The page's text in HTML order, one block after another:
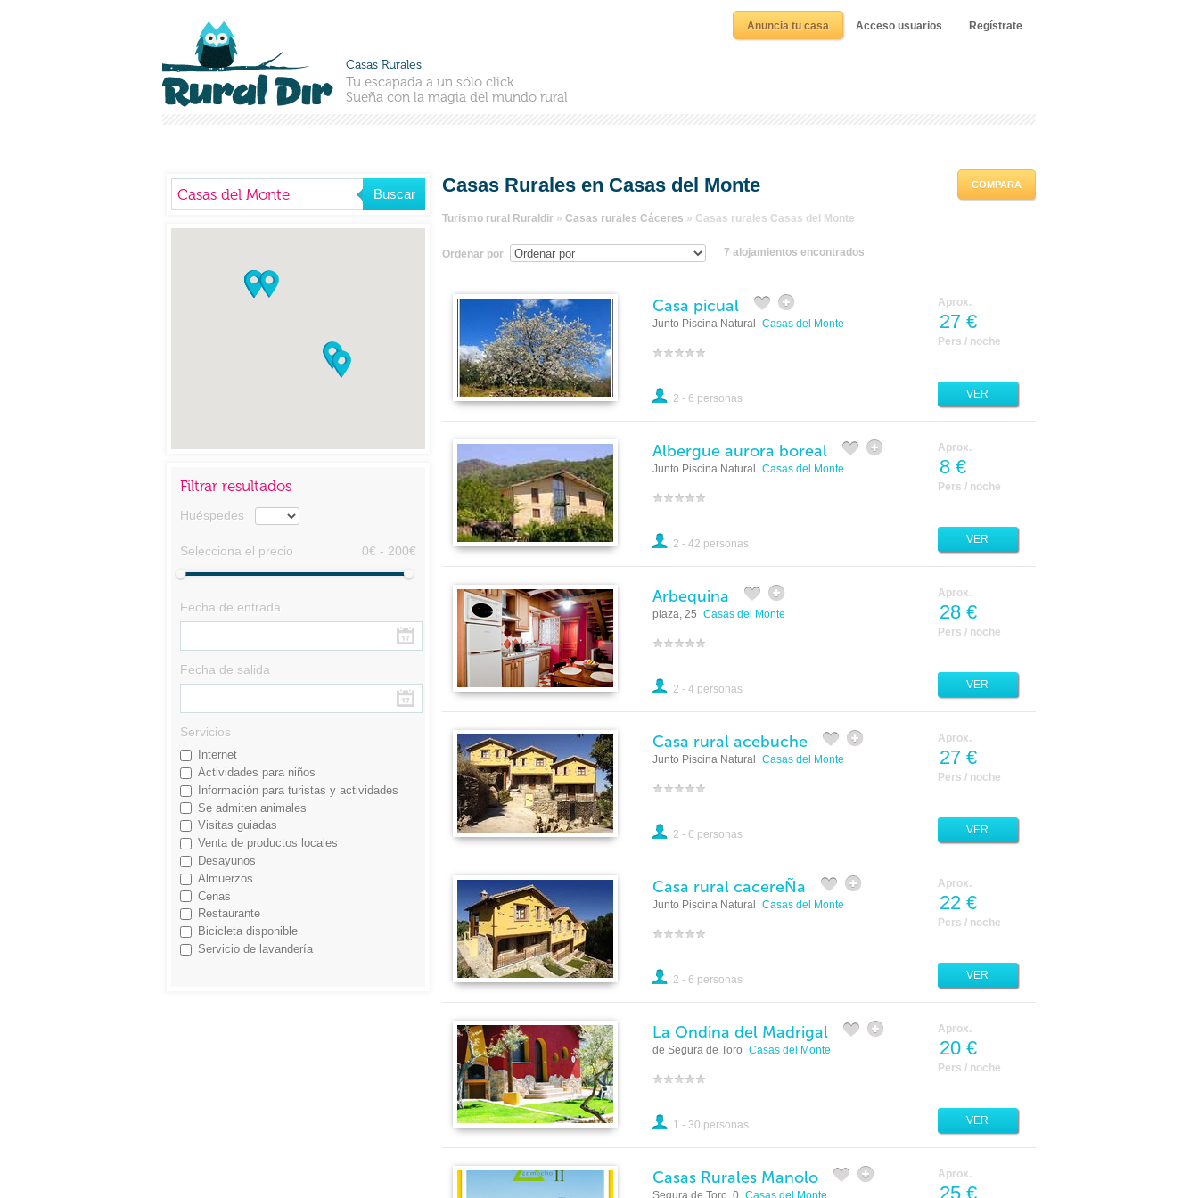
Casas Rurales
Tu escapada a un sólo click
Sueña con la magia del mundo rural
Anuncia tu casa Acceso usuarios Regístrate
Casas Rurales en Casas del Monte
Turismo rural Ruraldir» Casas rurales Cáceres » Casas rurales Casas del Monte
Ordenar por 7 alojamientos encontrados
COMPARA
Casa picual
Junto Piscina Natural Casas del Monte
2 - 6 personas
Aprox.
27 €
Pers / noche
VER
Albergue aurora boreal
Junto Piscina Natural Casas del Monte
2 - 42 personas
Aprox.
8 €
Pers / noche
VER
Arbequina
plaza, 25 Casas del Monte
2 - 4 personas
Aprox.
28 €
Pers / noche
VER
Casa rural acebuche
Junto Piscina Natural Casas del Monte
2 - 6 personas
Aprox.
27 €
Pers / noche
VER
Casa rural cacereÑa
Junto Piscina Natural Casas del Monte
2 - 6 personas
Aprox.
22 €
Pers / noche
VER
La Ondina del Madrigal
de Segura de Toro Casas del Monte
1 - 30 personas
Aprox.
20 €
Pers / noche
VER
Casas Rurales Manolo
Segura de Toro, 0 Casas del Monte
Aprox.
25 €
Filtrar resultados
Huéspedes
Selecciona el precio 0€ - 200€
Fecha de entrada
Fecha de salida
Servicios
Internet
Actividades para niños
Información para turistas y actividades
Se admiten animales
Visitas guiadas
Venta de productos locales
Desayunos
Almuerzos
Cenas
Restaurante
Bicicleta disponible
Servicio de lavandería